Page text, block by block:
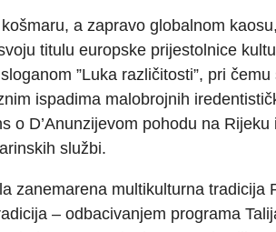
a zapravo globalnom
titulu europske prijestolnice
”Luka različitosti”, pri
ispadima malobrojnih
o D’Anunzijevom pohodu na
službi.
zanemarena multikulturna tradicija
– odbacivanjem programa